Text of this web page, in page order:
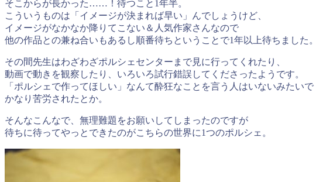
そこからが長かった……！待つこと1年半。
こういうものは「イメージが決まれば早い」んでしょうけど、
イメージがなかなか降りてこない＆人気作家さんなので
他の作品との兼ね合いもあるし順番待ちということで1年以上待ちました。
その間先生はわざわざポルシェセンターまで見に行ってくれたり、
動画で動きを観察したり、いろいろ試行錯誤してくださったようです。
「ポルシェで作ってほしい」なんて酔狂なことを言う人はいないみたいで
かなり苦労されたとか。
そんなこんなで、無理難題をお願いしてしまったのですが
待ちに待ってやっとできたのがこちらの世界に1つのポルシェ。